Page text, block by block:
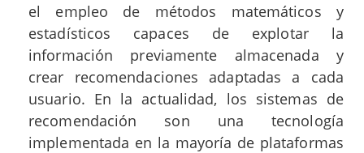
el empleo de métodos matemáticos y
estadísticos capaces de explotar la
información previamente almacenada y
crear recomendaciones adaptadas a cada
usuario. En la actualidad, los sistemas de
recomendación son una tecnología
implementada en la mayoría de plataformas